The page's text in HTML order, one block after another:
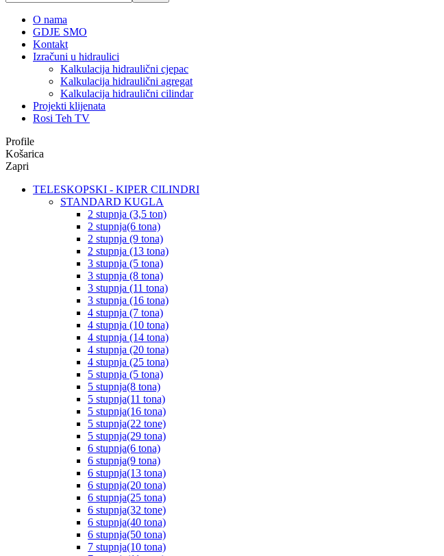
O nama
GDJE SMO
Kontakt
Izračuni u hidraulici
Kalkulacija hidraulični cjepac
Kalkulacija hidraulični agregat
Kalkulacija hidraulični cilindar
Projekti klijenata
Rosi Teh TV
Profile
Košarica
Zapri
TELESKOPSKI - KIPER CILINDRI
STANDARD KUGLA
2 stupnja (3,5 ton)
2 stupnja(6 tona)
2 stupnja (9 tona)
2 stupnja (13 tona)
3 stupnja (5 tona)
3 stupnja (8 tona)
3 stupnja (11 tona)
3 stupnja (16 tona)
4 stupnja (7 tona)
4 stupnja (10 tona)
4 stupnja (14 tona)
4 stupnja (20 tona)
4 stupnja (25 tona)
5 stupnja (5 tona)
5 stupnja(8 tona)
5 stupnja(11 tona)
5 stupnja(16 tona)
5 stupnja(22 tone)
5 stupnja(29 tona)
6 stupnja(6 tona)
6 stupnja(9 tona)
6 stupnja(13 tona)
6 stupnja(20 tona)
6 stupnja(25 tona)
6 stupnja(32 tone)
6 stupnja(40 tona)
6 stupnja(50 tona)
7 stupnja(10 tona)